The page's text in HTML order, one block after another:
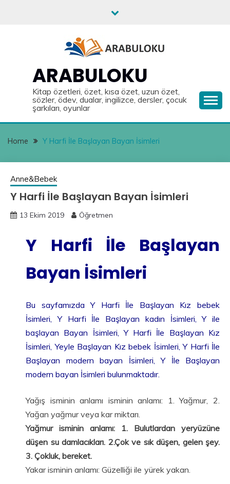
ARABULOKU
Kitap özetleri, özet, kısa özet, uzun özet,
sözler, ödev, dualar, ingilizce, dersler, çocuk
şarkıları, oyunlar
Home Y Harfi İle Başlayan Bayan İsimleri
Anne&Bebek
Y Harfi İle Başlayan Bayan İsimleri
13 Ekim 2019 Öğretmen
Y Harfi İle Başlayan
Bayan İsimleri
Bu sayfamızda Y Harfi İle Başlayan Kız bebek
İsimleri, Y Harfi İle Başlayan kadın İsimleri, Y ile
başlayan Bayan İsimleri, Y Harfi İle Başlayan Kız
İsimleri, Yeyle Başlayan Kız bebek İsimleri, Y Harfi İle
Başlayan modern bayan İsimleri, Y İle Başlayan
modern bayan İsimleri bulunmaktadır.
Yağış isminin anlamı isminin anlamı: 1. Yağmur, 2.
Yağan yağmur veya kar miktarı.
Yağmur isminin anlamı: 1. Bulutlardan yeryüzüne
düşen su damlacıkları. 2.Çok ve sık düşen, gelen şey.
3. Çokluk, bereket.
Yakar isminin anlamı: Güzelliği ile yürek yakan.